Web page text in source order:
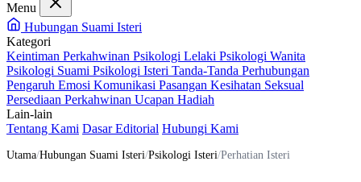
Menu
Hubungan Suami Isteri
Kategori
Keintiman Perkahwinan Psikologi Lelaki Psikologi Wanita
Psikologi Suami Psikologi Isteri Tanda-Tanda Perhubungan
Pengaruh Emosi Komunikasi Pasangan Kesihatan Seksual
Persediaan Perkahwinan Ucapan Hadiah
Lain-lain
Tentang Kami Dasar Editorial Hubungi Kami
Utama/Hubungan Suami Isteri/Psikologi Isteri/Perhatian Isteri